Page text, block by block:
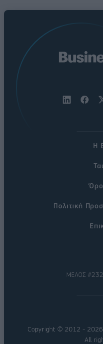
Η
Πολιτική
ΜΕΛΟΣ
Copyright © 2012 - 2026
All